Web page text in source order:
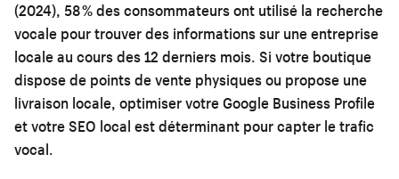
(2024), 58 % des consommateurs ont utilisé la recherche
vocale pour trouver des informations sur une entreprise
locale au cours des 12 derniers mois. Si votre boutique
dispose de points de vente physiques ou propose une
livraison locale, optimiser votre Google Business Profile
et votre SEO local est déterminant pour capter le trafic
vocal.